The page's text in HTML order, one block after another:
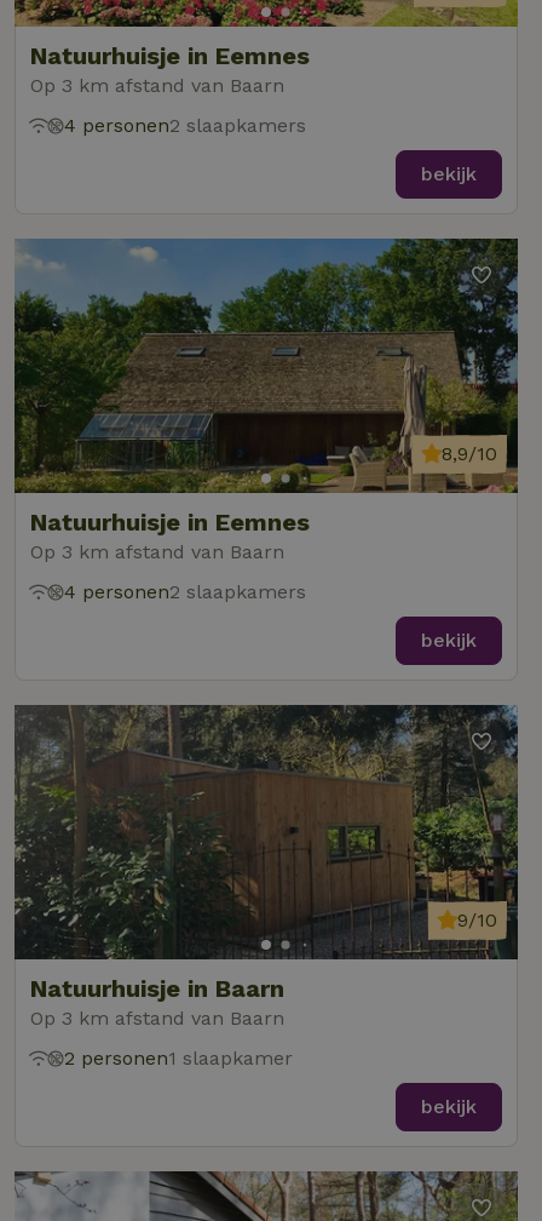
Natuurhuisje in Eemnes
Op 3 km afstand van Baarn
4 personen2 slaapkamers
bekijk
Natuurhuisje in Eemnes
Op 3 km afstand van Baarn
8,9/10
4 personen2 slaapkamers
bekijk
Natuurhuisje in Baarn
Op 3 km afstand van Baarn
9/10
2 personen1 slaapkamer
bekijk